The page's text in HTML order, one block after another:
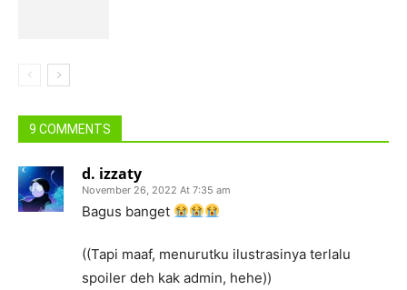
9 COMMENTS
d. izzaty
November 26, 2022 At 7:35 am
Bagus banget
((Tapi maaf, menurutku ilustrasinya terlalu
spoiler deh kak admin, hehe))